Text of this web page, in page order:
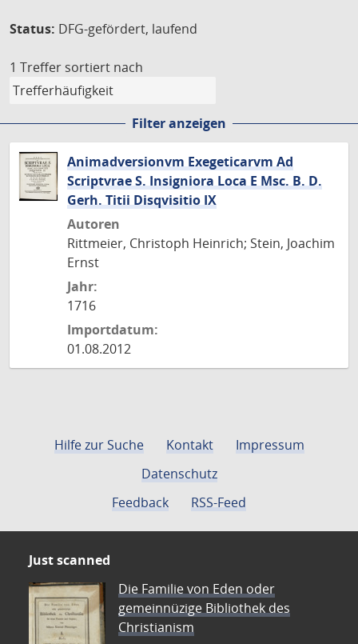
Status: DFG-gefördert, laufend
1 Treffer sortiert nach
Filter anzeigen
Animadversionvm Exegeticarvm Ad
Scriptvrae S. Insigniora Loca E Msc. B. D.
Gerh. Titii Disqvisitio IX
Autoren
Rittmeier, Christoph Heinrich; Stein, Joachim
Ernst
Jahr:
1716
Importdatum:
01.08.2012
Hilfe zur Suche Kontakt
Impressum
Datenschutz
Feedback
RSS-Feed
Just scanned
Die Familie von Eden oder
gemeinnüzige Bibliothek des
Christianism